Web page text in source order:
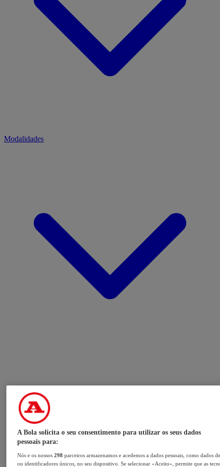
Modalidades
A Bola solicita o seu consentimento para utilizar os seus dados
pessoais para:
Nós e os nossos298 parceiros armazenamos e acedemos a dados pessoais, como dados
ou identificadores únicos, no seu dispositivo. Se selecionar «Aceito», permite que as